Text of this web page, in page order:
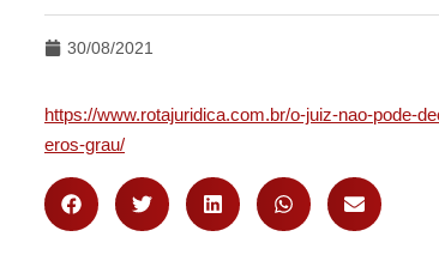
30/08/2021
https://www.rotajuridica.com.br/o-juiz-nao-pode-
eros-grau/